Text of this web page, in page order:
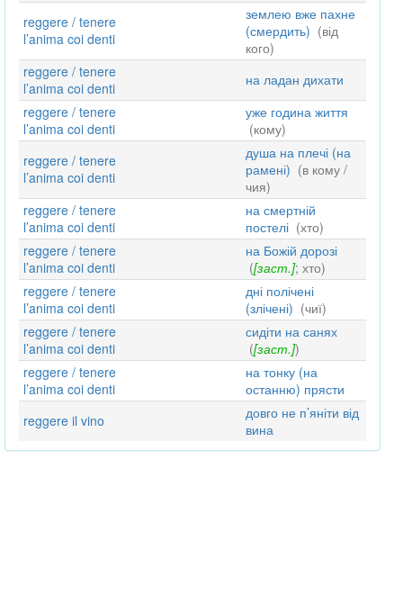
reggere / tenere
l’anima coi denti
землею вже пахне
(смердить) (від
кого)
reggere / tenere
l’anima coi denti
на ладан дихати
reggere / tenere
l’anima coi denti
уже година життя
(кому)
reggere / tenere
l’anima coi denti
душа на плечі (на
рамені) (в кому /
чия)
reggere / tenere
l’anima coi denti
на смертній
постелі (хто)
reggere / tenere
l’anima coi denti
на Божій дорозі
([заст.]; хто)
reggere / tenere
l’anima coi denti
дні полічені
(злічені) (чиї)
reggere / tenere
l’anima coi denti
сидіти на санях
([заст.])
reggere / tenere
l’anima coi denti
на тонку (на
останню) прясти
reggere il vino
довго не п’яніти від
вина